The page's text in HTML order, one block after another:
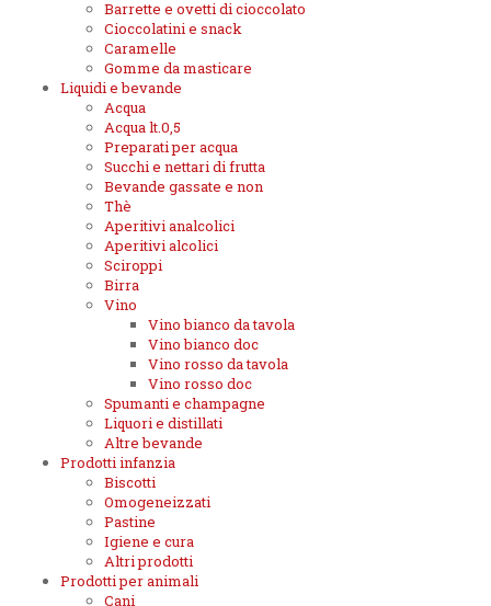
Barrette e ovetti di cioccolato
Cioccolatini e snack
Caramelle
Gomme da masticare
Liquidi e bevande
Acqua
Acqua lt.0,5
Preparati per acqua
Succhi e nettari di frutta
Bevande gassate e non
Thè
Aperitivi analcolici
Aperitivi alcolici
Sciroppi
Birra
Vino
Vino bianco da tavola
Vino bianco doc
Vino rosso da tavola
Vino rosso doc
Spumanti e champagne
Liquori e distillati
Altre bevande
Prodotti infanzia
Biscotti
Omogeneizzati
Pastine
Igiene e cura
Altri prodotti
Prodotti per animali
Cani